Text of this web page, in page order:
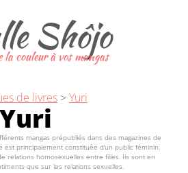
Shôjo
la couleur à vos mangas
de livres >Yuri
Yuri
mangas prépubliés dans des magazines de
est principalement constituée d’un public féminin.
relations homosexuelles entre filles. Ils sont en
que sur les relations sexuelles.